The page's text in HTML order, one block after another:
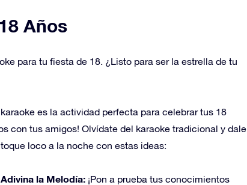
Años
para tu fiesta de 18. ¿Listo para ser la estrella de tu
karaoke es la actividad perfecta para celebrar tus 18
con tus amigos! Olvídate del karaoke tradicional y dale
loco a la noche con estas ideas:
Adivina la Melodía: ¡Pon a prueba tus conocimientos